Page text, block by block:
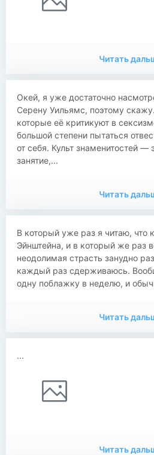
Читать
Окей, я уже достаточно
Серену Уильямс, поэтому
которые её критикуют в
большой степени пытаться
от себя. Культ знаменитостей —
занятие,...
Читать
В который уже раз я читаю, что
Эйнштейна, и в который же раз
неодолимая страсть занудно
каждый раз сдерживаюсь.
одну поблажку в неделю, и
Читать
...
Читать